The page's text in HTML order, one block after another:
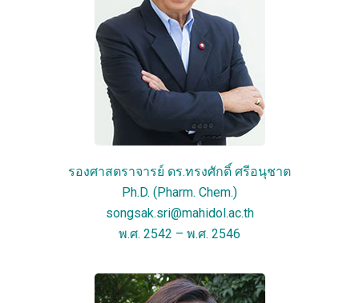
รองศาสตราจารย์ ดร.ทรงศักดิ์ ศรีอนุชาต
Ph.D. (Pharm. Chem.)
songsak.sri@mahidol.ac.th
พ.ศ. 2542 – พ.ศ. 2546